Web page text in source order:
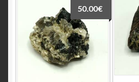
50.00€